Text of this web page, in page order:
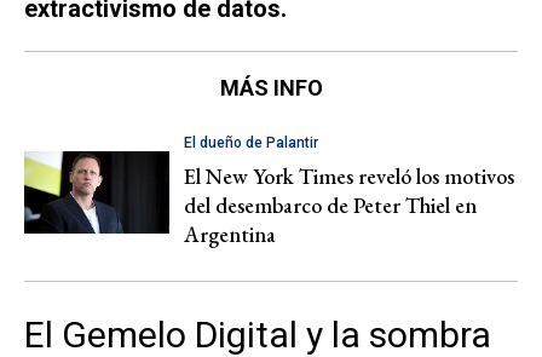
extractivismo de datos.
MÁS INFO
El dueño de Palantir
El New York Times reveló los motivos
del desembarco de Peter Thiel en
Argentina
El Gemelo Digital y la sombra